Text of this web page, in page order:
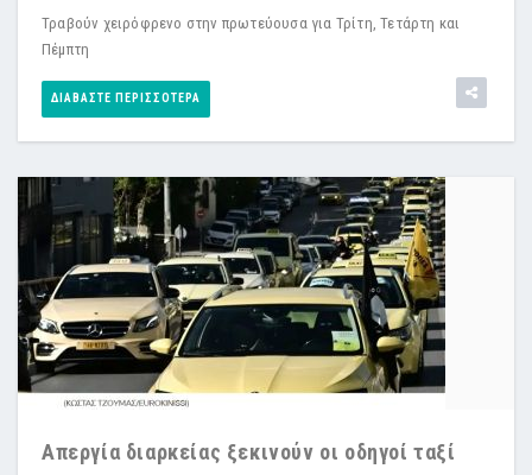
Τραβούν χειρόφρενο στην πρωτεύουσα για Τρίτη, Τετάρτη και
Πέμπτη
ΔΙΑΒΆΣΤΕ ΠΕΡΙΣΣΌΤΕΡΑ
Απεργία διαρκείας ξεκινούν οι οδηγοί ταξί